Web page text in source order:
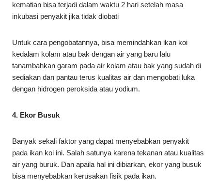
kematian bisa terjadi dalam waktu 2 hari setelah masa
inkubasi penyakit jika tidak diobati
Untuk cara pengobatannya, bisa memindahkan ikan koi
kedalam kolam atau bak dengan air yang baru lalu
tanambahkan garam pada air kolam atau bak yang sudah di
sediakan dan pantau terus kualitas air dan mengobati luka
dengan hidrogen peroksida atau yodium.
4. Ekor Busuk
Banyak sekali faktor yang dapat menyebabkan penyakit
pada ikan koi ini. Salah satunya karena tekanan atau kualitas
air yang buruk. Dan apaila hal ini dibiarkan, ekor yang busuk
bisa menyebabkan kerusakan fisik pada ikan.